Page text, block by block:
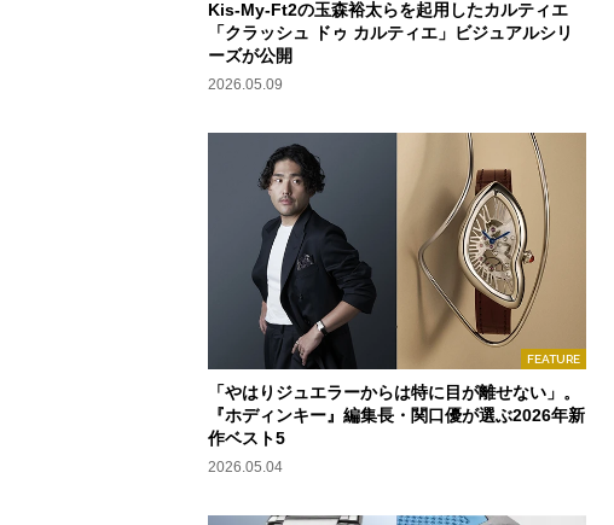
Kis-My-Ft2の玉森裕太らを起用したカルティエ
「クラッシュ ドゥ カルティエ」ビジュアルシリ
ーズが公開
2026.05.09
FEATURE
「やはりジュエラーからは特に目が離せない」。
『ホディンキー』編集長・関口優が選ぶ2026年新
作ベスト5
2026.05.04